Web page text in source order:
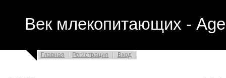
Век млекопитающих -
Главная Регистрация Вход